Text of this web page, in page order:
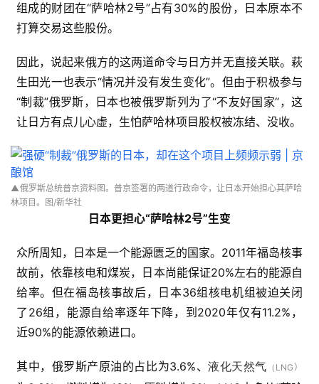
组成的财团在“萨哈林2号”占有30%的股份，日本原本不
打算交易这些股份。
因此，说起来俄方的这两道命令与日方并无直接关联。萩
生田光一也表示“情况并没有发生变化”。但由于积极参与
“制裁”俄罗斯，日本也被俄罗斯列为了“不友好国家“，这
让日方有点儿心虚，生怕萨哈林项目股权被冻结、没收。
▲俄罗斯总统普京资料图。普京签署的两道行政命令，让日本开始担心其萨哈
林项目。
图/新华社
日本更担心“萨哈林2号”生变
众所周知，日本是一个能源匮乏的国家。2011年福岛核事
故前，依靠核电和煤炭，日本尚能保证20%左右的能源自
给率。但在福岛核事故后，日本36组核电机组被迫关闭
了26组，能源自给率逐年下降，到2020年仅有11.2%，
近90%的能源依赖进口。
其中，俄罗斯产原油的占比为3.6%、液化天然气 （ LNG）